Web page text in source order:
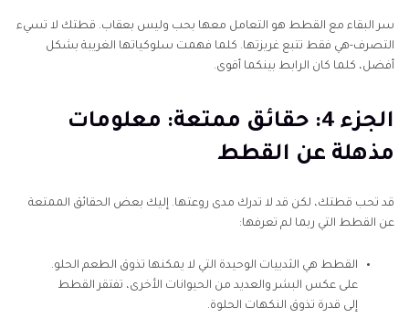
سر البقاء مع القطط هو التعامل معها بحب وليس بعقاب. قطتك لا تسيء
التصرف-هي فقط تتبع غريزتها. كلما فهمت سلوكياتها الغريبة بشكل
أفضل، كلما كان الرابط بينكما أقوى.
الجزء 4: حقائق ممتعة: معلومات
مذهلة عن القطط
قد تحب قطتك، لكن قد لا تدرك مدى روعتها. إليك بعض الحقائق الممتعة
عن القطط التي ربما لم تعرفها:
القطط هي الثدييات الوحيدة التي لا يمكنها تذوق الطعم الحلو.
على عكس البشر والعديد من الحيوانات الأخرى، تفتقر القطط
إلى قدرة تذوق النكهات الحلوة.